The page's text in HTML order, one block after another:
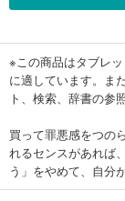
※この商品はタブレ
に適しています。ま
ト、検索、辞書の参
買って罪悪感をつの
れるセンスがあれば
う」をやめて、自分